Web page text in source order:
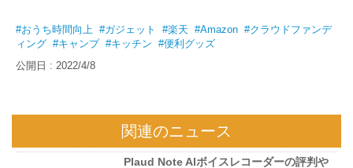
#おうち時間向上 #ガジェット #楽天 #Amazon #クラウドファンデ
ィング #キャンプ #キッチン #便利グッズ
公開日 : 2022/4/8
関連のニュース
Plaud Note AIボイスレコーダーの評判や